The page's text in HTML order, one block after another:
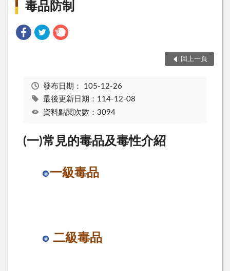
毒品防制
回上一頁
發布日期： 105-12-26
最後更新日期：114-12-08
資料點閱次數：3094
(一)常見的毒品及毒性介紹
一級毒品
二級毒品